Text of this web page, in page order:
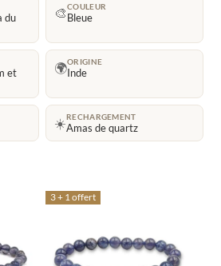
du
🎨COULEUR
Bleue
et
🌍ORIGINE
Inde
☀️RECHARGEMENT
Amas de quartz
3 + 1 offert